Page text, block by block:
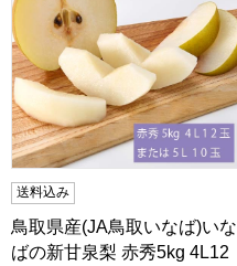
送料込み
鳥取県産(JA鳥取いなば)いな
ばの新甘泉梨 赤秀5kg 4L12